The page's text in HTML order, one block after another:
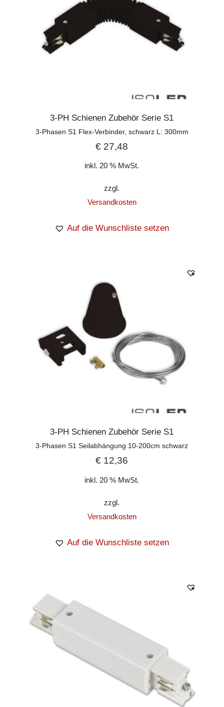
3-PH Schienen Zubehör Serie S1
3-Phasen S1 Flex-Verbinder, schwarz L: 300mm
€ 27,48
inkl. 20 % MwSt.
zzgl.
Versandkosten
Auf die Wunschliste setzen
3-PH Schienen Zubehör Serie S1
3-Phasen S1 Seilabhängung 10-200cm schwarz
€ 12,36
inkl. 20 % MwSt.
zzgl.
Versandkosten
Auf die Wunschliste setzen